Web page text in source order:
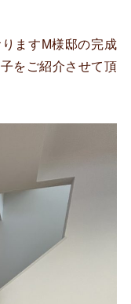
ますM様邸の完成
をご紹介させて頂